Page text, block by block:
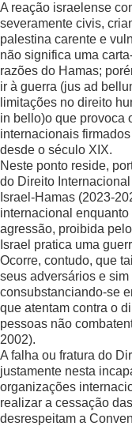
A reação israelense
severamente civis,
palestina carente e
não significa uma
razões do Hamas;
ir à guerra (jus ad
limitações no direito
in bello)o que provoca
internacionais
desde o século XIX.
Neste ponto reside,
do Direito
Israel-Hamas (2023-
internacional
agressão, proibida
Israel pratica uma
Ocorre, contudo, que
seus adversários e
consubstanciando-se
que atentam contra o
pessoas não
2002).
A falha ou fratura do
justamente nesta
organizações
realizar a cessação
desrespeitam a